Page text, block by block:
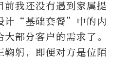
前我还没有遇到家属提
计“基础套餐”中的内
部分客户的需求了。
鞠躬，即便对方是位陌